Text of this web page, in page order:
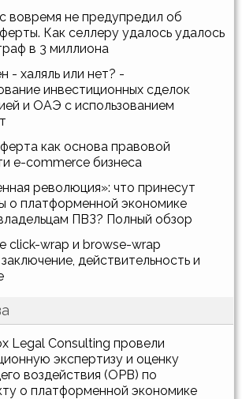
вовремя не предупредил об
Как селлеру удалось удалось
в 3 миллиона
- халяль или нет? -
инвестиционных сделок
и ОАЭ с использованием
как основа правовой
e-commerce бизнеса
революция»: что принесут
о платформенной экономике
ПВЗ? Полный обзор
click-wrap и browse-wrap
действительность и
Legal Consulting провели
экспертизу и оценку
воздействия (ОРВ) по
о платформенной экономике